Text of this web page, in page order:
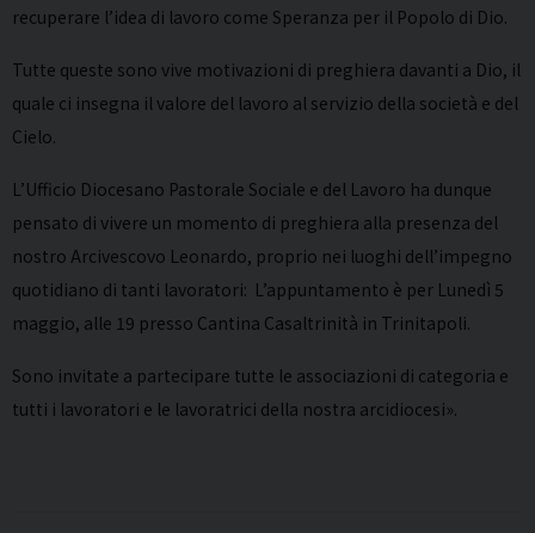
recuperare l’idea di lavoro come Speranza per il Popolo di Dio.
Tutte queste sono vive motivazioni di preghiera davanti a Dio, il
quale ci insegna il valore del lavoro al servizio della società e del
Cielo.
L’Ufficio Diocesano Pastorale Sociale e del Lavoro ha dunque
pensato di vivere un momento di preghiera alla presenza del
nostro Arcivescovo Leonardo, proprio nei luoghi dell’impegno
quotidiano di tanti lavoratori: L’appuntamento è per Lunedì 5
maggio, alle 19 presso Cantina Casaltrinità in Trinitapoli.
Sono invitate a partecipare tutte le associazioni di categoria e
tutti i lavoratori e le lavoratrici della nostra arcidiocesi».